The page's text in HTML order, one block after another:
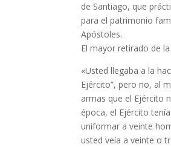
de Santiago, que
para el patrimonio
Apóstoles.
El mayor retirado de
«Usted llegaba a la
Ejército”, pero no, al
armas que el Ejército
época, el Ejército
uniformar a veinte
usted veía a veinte o